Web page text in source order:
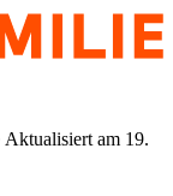
Aktualisiert am 19.